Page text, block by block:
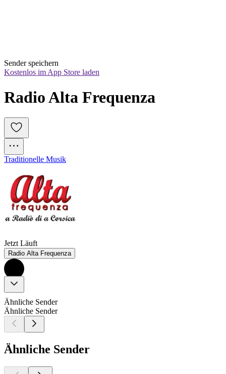
Sender speichern
Kostenlos im App Store laden
Radio Alta Frequenza
Traditionelle Musik
Jetzt Läuft
Radio Alta Frequenza
Ähnliche Sender
Ähnliche Sender
Ähnliche Sender